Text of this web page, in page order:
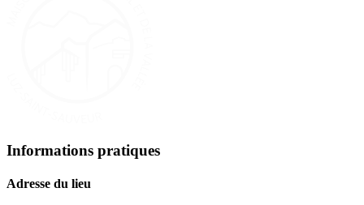
Informations pratiques
Adresse du lieu